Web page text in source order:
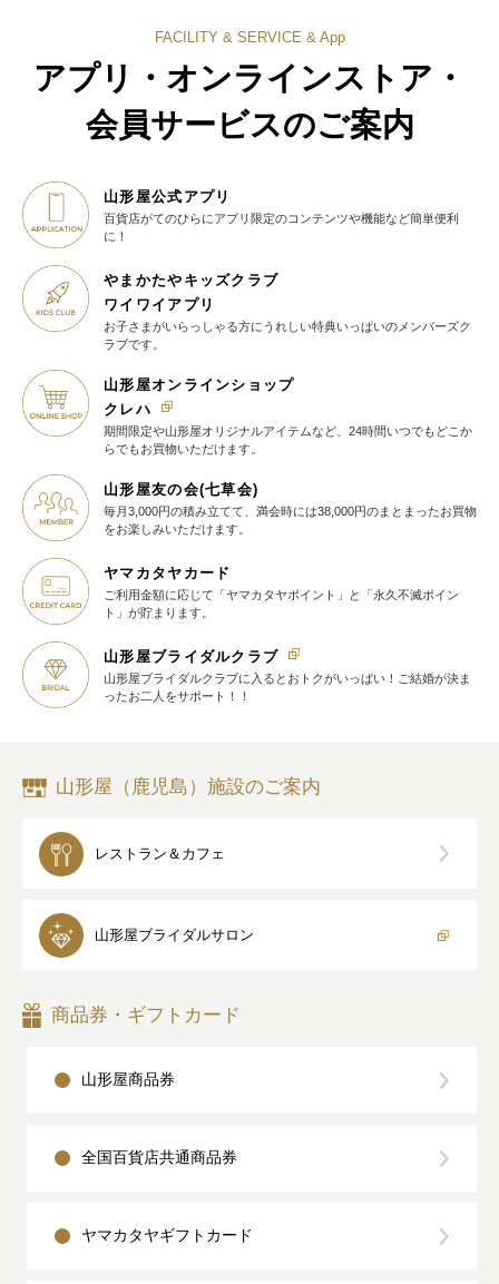
FACILITY & SERVICE & App
アプリ・オンラインストア・
会員サービスのご案内
山形屋公式アプリ
百貨店がてのひらにアプリ限定のコンテンツや機能など簡単便利
に！
やまかたやキッズクラブ
ワイワイアプリ
お子さまがいらっしゃる方に うれしい特典いっぱいの メンバーズク
ラブです。
山形屋オンラインショップ
クレハ
期間限定や山形屋オリジナルアイテムなど、24時間いつでもどこか
らでもお買物いただけます。
山形屋友の会(七草会)
毎月3,000円の積み立てて、満会時には38,000円のまとまったお買物
をお楽しみいただけます。
ヤマカタヤカード
ご利用金額に応じて 「ヤマカタヤポイント」と
「永久不滅ポイン
ト」が貯まります。
山形屋ブライダルクラブ
山形屋ブライダルクラブに入ると おトクがいっぱい！ ご結婚が決ま
ったお二人をサポート！！
山形屋（鹿児島）施設のご案内
レストラン＆カフェ
山形屋ブライダルサロン
商品券・ギフトカード
山形屋商品券
全国百貨店共通商品券
ヤマカタヤギフトカード